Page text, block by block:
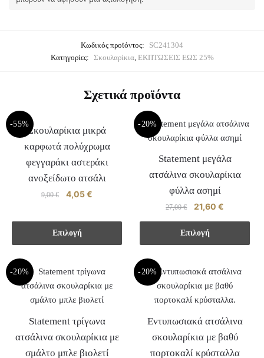
Κωδικός προϊόντος:
SC241304
Κατηγορίες: Σκουλαρίκια, ΕΚΠΤΩΣΕΙΣ ΕΩΣ 25%
Σχετικά προϊόντα
-55%
Σκουλαρίκια μικρά
καρφωτά πολύχρωμα
φεγγαράκι αστεράκι
ανοξείδωτο ατσάλι
9,00€
Original
was:
9,00 €.
4,05€
τιμή
4,05 €.
Επιλογή
το
προϊόν
πολλαπλές
παραλλαγές.
Οι
επιλογές
-20%
Statement μεγάλα
ατσάλινα σκουλαρίκια
φύλλα ασημί
27,00€
Original
was:
27,00 €.
21,60€
είναι:
Επιλογή
Αυτό
το
έχει
πολλαπλές
παραλλαγές.
μπορούν
-20%
Statement τρίγωνα
ατσάλινα σκουλαρίκια με
σμάλτο μπλε βιολετί
-20%
Εντυπωσιακά ατσάλινα
σκουλαρίκια με βαθύ
πορτοκαλί κρύσταλλα